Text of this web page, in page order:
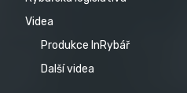
Videa
Produkce InRybář
Další videa